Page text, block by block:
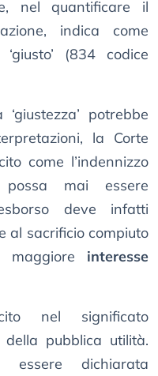
nel quantificare il
indica come
(834 codice
potrebbe
la Corte
come l’indennizzo
mai essere
deve infatti
al sacrificio compiuto
interesse
nel significato
della pubblica utilità.
essere dichiarata